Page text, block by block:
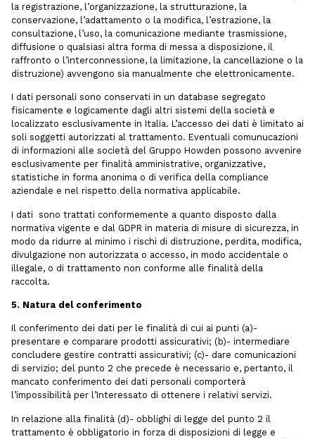
la registrazione, l’organizzazione, la strutturazione, la
conservazione, l’adattamento o la modifica, l’estrazione, la
consultazione, l’uso, la comunicazione mediante trasmissione,
diffusione o qualsiasi altra forma di messa a disposizione, il
raffronto o l’interconnessione, la limitazione, la cancellazione o la
distruzione) avvengono sia manualmente che elettronicamente.
I dati personali sono conservati in un database segregato
fisicamente e logicamente dagli altri sistemi della società e
localizzato esclusivamente in Italia. L’accesso dei dati è limitato ai
soli soggetti autorizzati al trattamento. Eventuali comunucazioni
di informazioni alle società del Gruppo Howden possono avvenire
esclusivamente per finalità amministrative, organizzative,
statistiche in forma anonima o di verifica della compliance
aziendale e nel rispetto della normativa applicabile.
I dati sono trattati conformemente a quanto disposto dalla
normativa vigente e dal GDPR in materia di misure di sicurezza, in
modo da ridurre al minimo i rischi di distruzione, perdita, modifica,
divulgazione non autorizzata o accesso, in modo accidentale o
illegale, o di trattamento non conforme alle finalità della
raccolta.
5. Natura del conferimento
Il conferimento dei dati per le finalità di cui ai punti (a)-
presentare e comparare prodotti assicurativi; (b)- intermediare
concludere gestire contratti assicurativi; (c)- dare comunicazioni
di servizio; del punto 2 che precede è necessario e, pertanto, il
mancato conferimento dei dati personali comporterà
l’impossibilità per l’Interessato di ottenere i relativi servizi.
In relazione alla finalità (d)- obblighi di legge del punto 2 il
trattamento è obbligatorio in forza di disposizioni di legge e